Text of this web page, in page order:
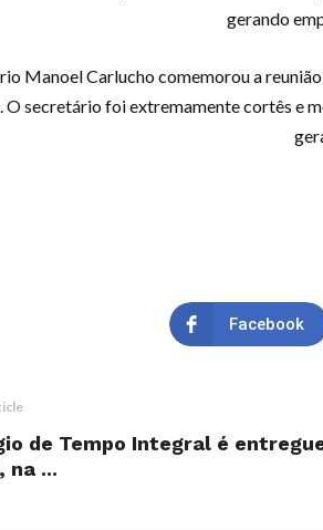
gerando
Manoel Carlucho comemorou a
O secretário foi extremamente cortês e
Facebook
de Tempo Integral é
na ...